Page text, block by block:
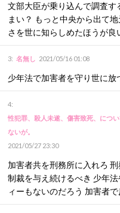
文部大臣が乗り込んで調査
まい？ もっと中央から出て
さを世に知らしめたほうが良
3: 名無し 2021/05/16 01:08
少年法で加害者を守り世に
4:
性犯罪、殺人未遂、傷害致死、につ
ないが。
2021/05/27 23:30
加害者共を刑務所に入れろ
制裁を与え続けるべき 少年
ィーもないのだろう 加害者